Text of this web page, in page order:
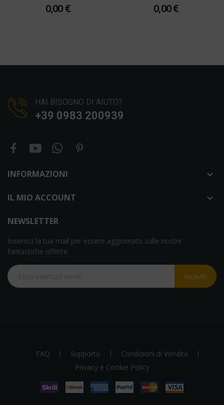
0,00 € 0,00 €
HAI BISOGNO DI AIUTO?
+39 0983 200939
INFORMAZIONI 
IL MIO ACCOUNT 
NEWSLETTER
Inserisci la tua mail per essere aggiornato sulle nostre
fantastiche offerte.
Iscriviti
FAQ Supporto
Condizioni di Vendita
Privacy e Cookie Policy